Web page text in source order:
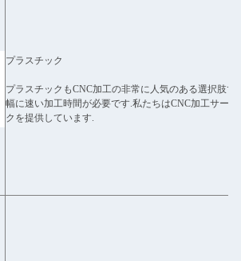
プラスチック
プラスチックもCNC加工の非常に人気のある選択肢
幅に速い加工時間が必要です.私たちはCNC加工サー
クを提供しています.